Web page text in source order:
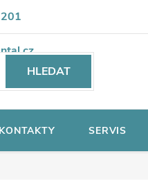
údajů
HLEDAT
KONTAKTY SERVIS